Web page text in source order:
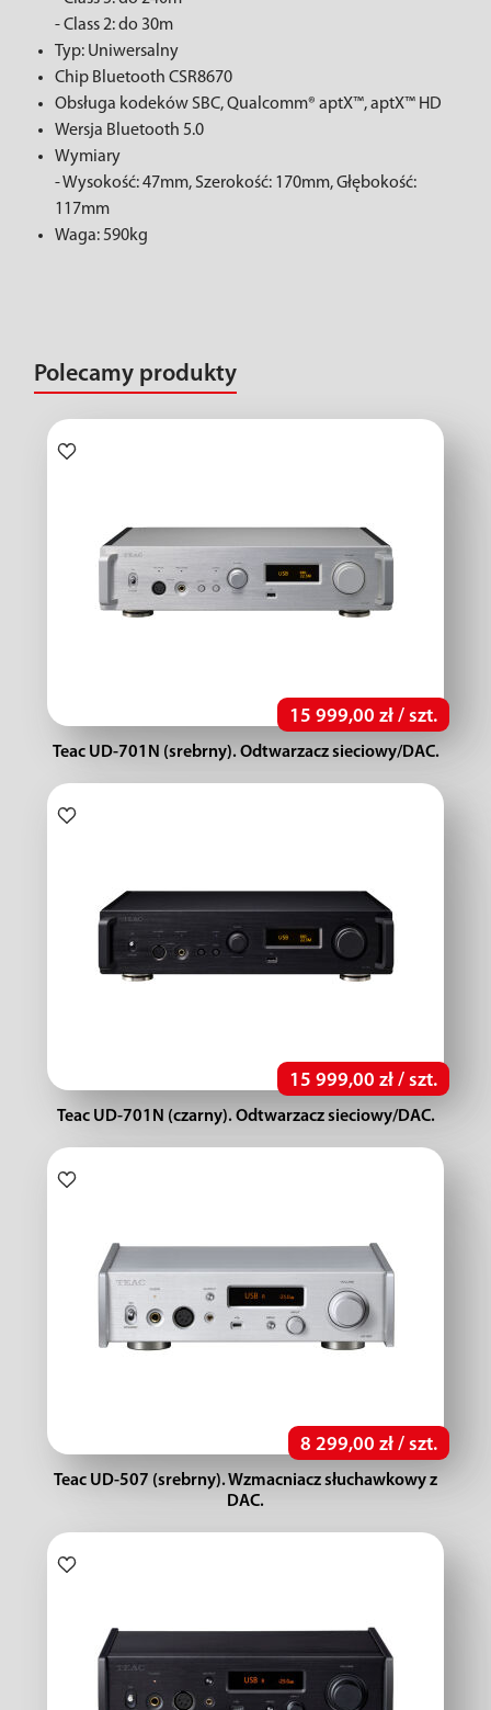
- Class 2: do 30m
Typ: Uniwersalny
Chip Bluetooth CSR8670
Obsługa kodeków SBC, Qualcomm® aptX™, aptX™ HD
Wersja Bluetooth 5.0
Wymiary
- Wysokość: 47mm, Szerokość: 170mm, Głębokość:
117mm
Waga: 590kg
Polecamy produkty
15 999,00 zł / szt.
Teac UD-701N (srebrny). Odtwarzacz sieciowy/DAC.
15 999,00 zł / szt.
Teac UD-701N (czarny). Odtwarzacz sieciowy/DAC.
8 299,00 zł / szt.
Teac UD-507 (srebrny). Wzmacniacz słuchawkowy z
DAC.